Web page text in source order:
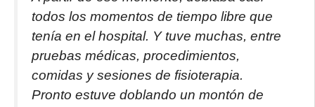
todos los momentos de tiempo libre que
tenía en el hospital. Y tuve muchas, entre
pruebas médicas, procedimientos,
comidas y sesiones de fisioterapia.
Pronto estuve doblando un montón de